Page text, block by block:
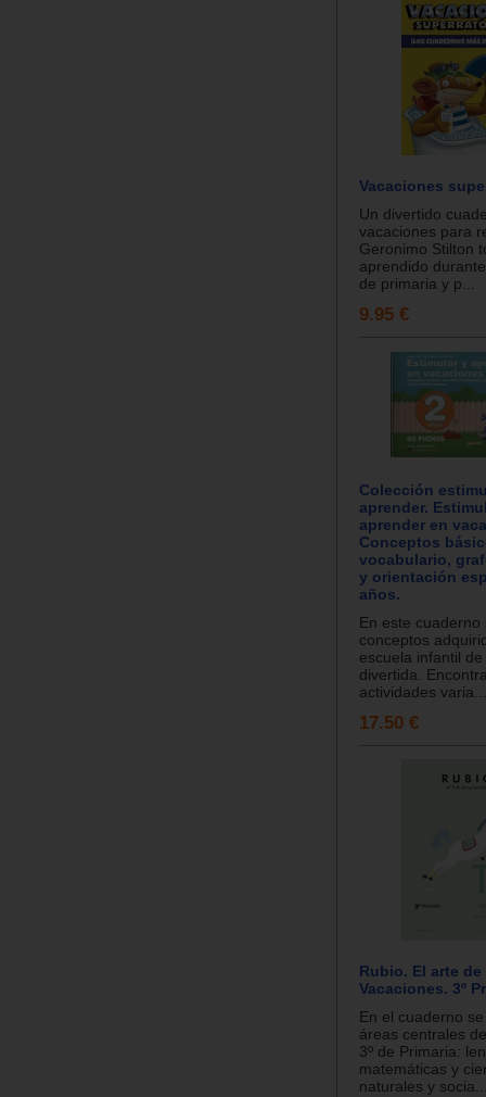
Vacaciones
Un divertido
vacaciones para
Geronimo Stilton
aprendido
de primaria y p...
9.95 €
Colección
aprender.
aprender en
Conceptos
vocabulario,
y orientación
años.
En este cuaderno
conceptos
escuela infantil
divertida.
actividades varia...
17.50 €
Rubio. El arte de
Vacaciones. 3º
En el cuaderno
áreas centrales
3º de Primaria:
matemáticas y
naturales y